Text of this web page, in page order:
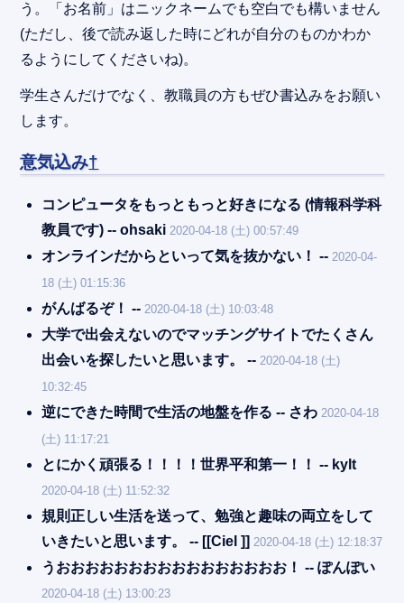
う。「お名前」はニックネームでも空白でも構いません
(ただし、後で読み返した時にどれが自分のものかわか
るようにしてくださいね)。
学生さんだけでなく、教職員の方もぜひ書込みをお願い
します。
意気込み†
コンピュータをもっともっと好きになる (情報科学科
教員です) -- ohsaki 2020-04-18 (土) 00:57:49
オンラインだからといって気を抜かない！ -- 2020-04-
18 (土) 01:15:36
がんばるぞ！ -- 2020-04-18 (土) 10:03:48
大学で出会えないのでマッチングサイトでたくさん
出会いを探したいと思います。 -- 2020-04-18 (土)
10:32:45
逆にできた時間で生活の地盤を作る -- さわ 2020-04-18
(土) 11:17:21
とにかく頑張る！！！！世界平和第一！！ -- kylt
2020-04-18 (土) 11:52:32
規則正しい生活を送って、勉強と趣味の両立をして
いきたいと思います。 -- [[Ciel ]] 2020-04-18 (土) 12:18:37
うおおおおおおおおおおおおおおおお！ -- ぽんぽい
2020-04-18 (土) 13:00:23